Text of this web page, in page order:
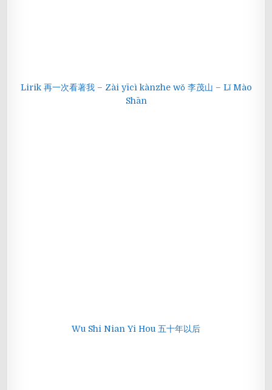
Lirik 再一次看著我 – Zài yīcì kànzhe wǒ 李茂山 – Lǐ Mào
Shān
Wu Shi Nian Yi Hou 五十年以后